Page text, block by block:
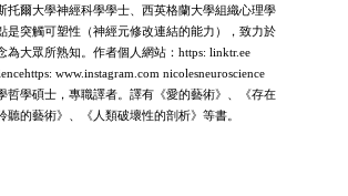
托爾大學神經科學學士、西英格蘭大學組織心理學
是突觸可塑性（神經元修改連結的能力），致力於
為大眾所熟知。作者個人網站：https: linktr.ee
www.instagram.com nicolesneuroscience
哲學碩士，專職譯者。譯有《愛的藝術》、《存在
聽的藝術》、《人類破壞性的剖析》等書。